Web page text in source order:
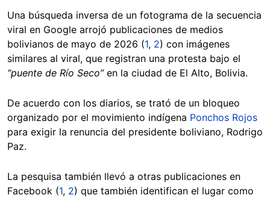
Una búsqueda inversa de un fotograma de la secuencia
viral en Google arrojó publicaciones de medios
bolivianos de mayo de 2026 (1, 2) con imágenes
similares al viral, que registran una protesta bajo el
“puente de Río Seco” en la ciudad de El Alto, Bolivia.
De acuerdo con los diarios, se trató de un bloqueo
organizado por el movimiento indígena Ponchos Rojos
para exigir la renuncia del presidente boliviano, Rodrigo
Paz.
La pesquisa también llevó a otras publicaciones en
Facebook (1, 2) que también identifican el lugar como